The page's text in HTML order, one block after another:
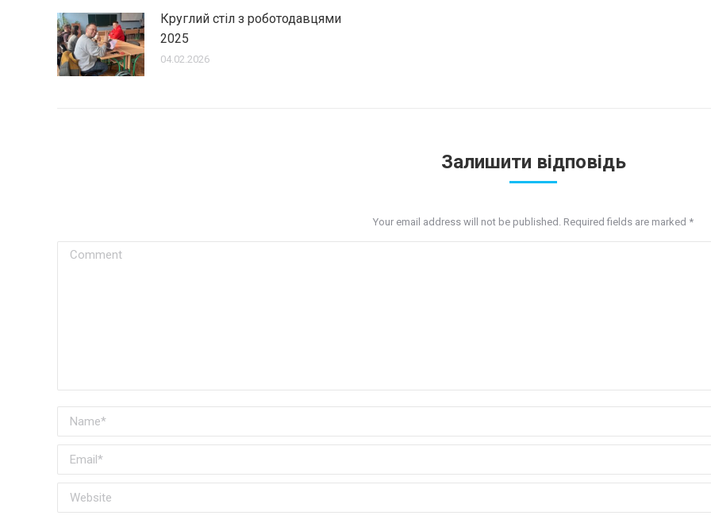
Круглий стіл з роботодавцями
2025
04.02.2026
Залишити відповідь
Your email address will not be published. Required fields are marked *
Comment
Name *
Email *
Website